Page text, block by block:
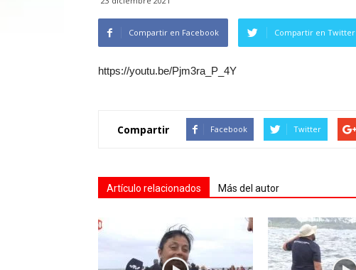
Compartir en Facebook Compartir en Twitter
https://youtu.be/Pjm3ra_P_4Y
Compartir Facebook Twitter
Artículo relacionados Más del autor